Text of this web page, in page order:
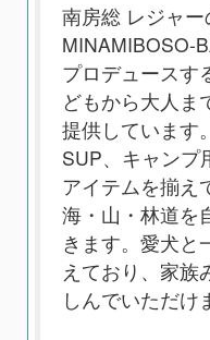
南房総 レジャー
MINAMIBOSO-
プロデュースす
どもから大人ま
提供しています
SUP、キャンプ
アイテムを揃え
海・山・林道を
きます。愛犬と
えており、家族
しんでいただけ